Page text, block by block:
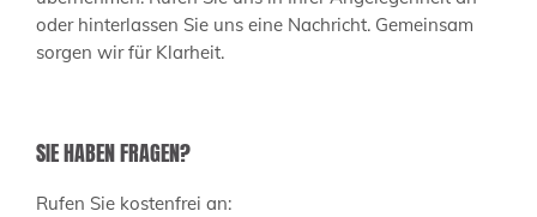
oder hinterlassen Sie uns eine Nachricht. Gemeinsam
sorgen wir für Klarheit.
SIE HABEN FRAGEN?
Rufen Sie kostenfrei an: